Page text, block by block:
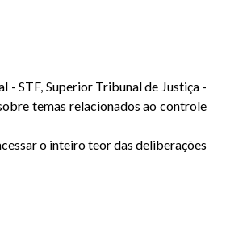
STF, Superior Tribunal de Justiça -
temas relacionados ao controle
o inteiro teor das deliberações